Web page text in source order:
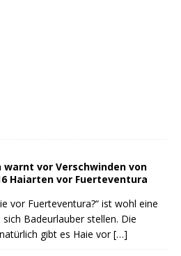
warnt vor Verschwinden von
Haiarten vor Fuerteventura
vor Fuerteventura?“ ist wohl eine
Badeurlauber stellen. Die
gibt es Haie vor[…]